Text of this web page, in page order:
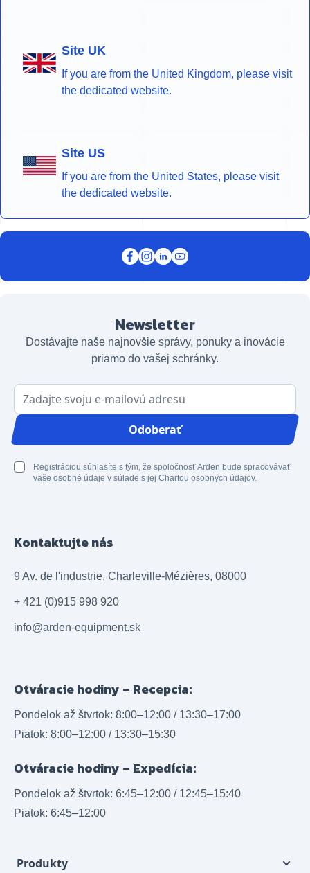
Site UK
If you are from the United Kingdom, please visit
the dedicated website.
Site US
If you are from the United States, please visit
the dedicated website.
Newsletter
Dostávajte naše najnovšie správy, ponuky a inovácie
priamo do vašej schránky.
E-mailová adresa
Odoberať
Registráciou súhlasíte s tým, že spoločnosť Arden bude spracovávať
vaše osobné údaje v súlade s jej Chartou osobných údajov.
Kontaktujte nás
9 Av. de l'industrie, Charleville-Mézières, 08000
+ 421 (0)915 998 920
info@arden-equipment.sk
Otváracie hodiny – Recepcia:
Pondelok až štvrtok: 8:00–12:00 / 13:30–17:00
Piatok: 8:00–12:00 / 13:30–15:30
Otváracie hodiny – Expedícia:
Pondelok až štvrtok: 6:45–12:00 / 12:45–15:40
Piatok: 6:45–12:00
Produkty